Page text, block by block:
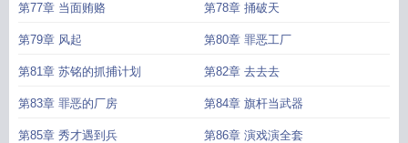
第77章 当面贿赂 第78章 捅破天
第79章 风起 第80章 罪恶工厂
第81章 苏铭的抓捕计划 第82章 去去去
第83章 罪恶的厂房 第84章 旗杆当武器
第85章 秀才遇到兵 第86章 演戏演全套